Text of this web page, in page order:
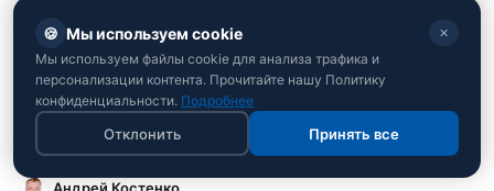
жертвами триумфа "Никс" в НБА:
видео беспорядков в Нью-Йорке
Баскетбольные болельщики атаковали футбольные
шаттлы в центре Манхэттена
Андрей Костенко
🍪 Мы используем cookie ✕
Мы используем файлы cookie для анализа трафика и
персонализации контента. Прочитайте нашу Политику
конфиденциальности. Подробнее
Отклонить Принять все